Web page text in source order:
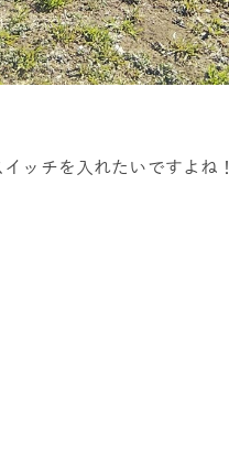
ッチを入れたいですよね！